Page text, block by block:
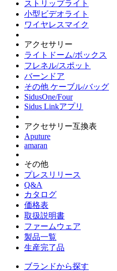
ストリップライト
小型ビデオライト
ワイヤレスマイク
アクセサリー
ライトドーム/ボックス
フレネル/スポット
バーンドア
その他 ケーブル/バッグ
SidusOne/Four
Sidus Linkアプリ
アクセサリー互換表
Aputure
amaran
その他
プレスリリース
Q&A
カタログ
価格表
取扱説明書
ファームウェア
製品一覧
生産完了品
ブランドから探す